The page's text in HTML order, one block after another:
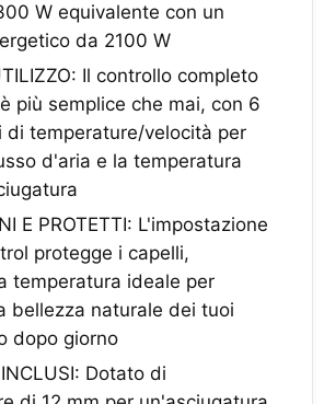
W equivalente con un
da 2100 W
Il controllo completo
più semplice che mai, con 6
di temperature/velocità per
d'aria e la temperatura
E PROTETTI: L'impostazione
protegge i capelli,
temperatura ideale per
bellezza naturale dei tuoi
dopo giorno
INCLUSI: Dotato di